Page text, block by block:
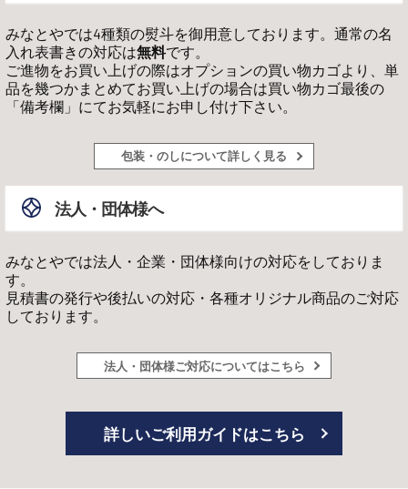
みなとやでは4種類の熨斗を御用意しております。通常の名
入れ表書きの対応は無料です。
ご進物をお買い上げの際はオプションの買い物カゴより、単
品を幾つかまとめてお買い上げの場合は買い物カゴ最後の
「備考欄」にてお気軽にお申し付け下さい。
包装・のしについて詳しく見る
法人・団体様へ
みなとやでは法人・企業・団体様向けの対応をしておりま
す。
見積書の発行や後払いの対応・各種オリジナル商品のご対応
しております。
法人・団体様ご対応についてはこちら
詳しいご利用ガイドはこちら